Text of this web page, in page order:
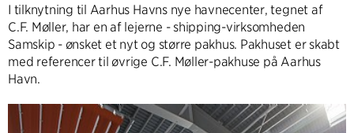
I tilknytning til Aarhus Havns nye havnecenter, tegnet af
C.F. Møller, har en af lejerne - shipping-virksomheden
Samskip - ønsket et nyt og større pakhus. Pakhuset er skabt
med referencer til øvrige C.F. Møller-pakhuse på Aarhus
Havn.